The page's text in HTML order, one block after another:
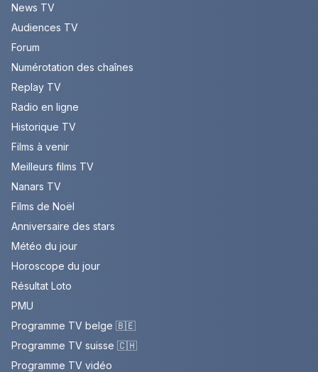
News TV
Audiences TV
Forum
Numérotation des chaînes
Replay TV
Radio en ligne
Historique TV
Films à venir
Meilleurs films TV
Nanars TV
Films de Noël
Anniversaire des stars
Météo du jour
Horoscope du jour
Résultat Loto
PMU
Programme TV belge 🇧🇪
Programme TV suisse 🇨🇭
Programme TV vidéo